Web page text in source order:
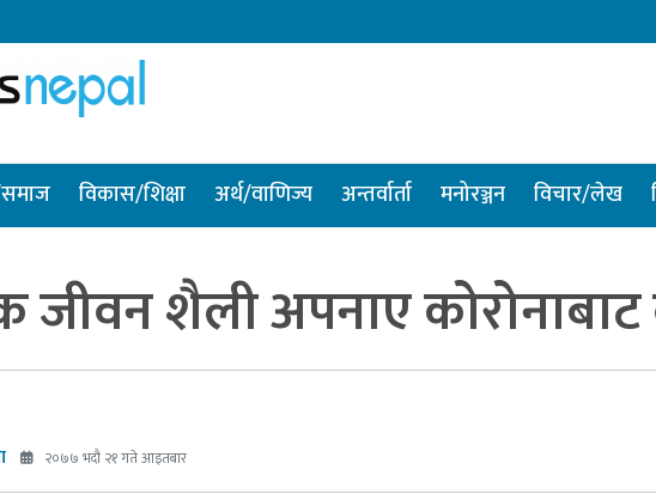
विकास/शिक्षा अर्थ/वाणिज्य अन्तर्वार्ता मनोरञ्जन विचार/लेख
जीवन शैली अपनाए
२०७७ भदौ २१ गते आइतबार